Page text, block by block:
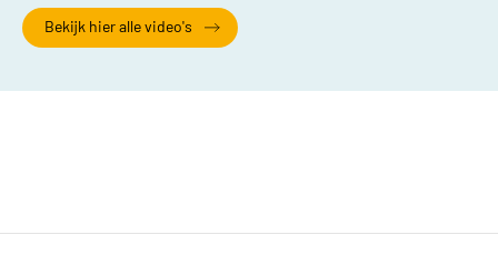
Bekijk hier alle video's